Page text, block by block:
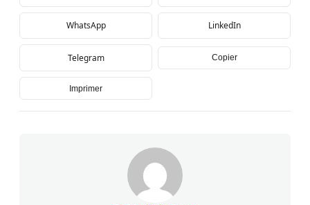
WhatsApp LinkedIn
Telegram Copier
Imprimer